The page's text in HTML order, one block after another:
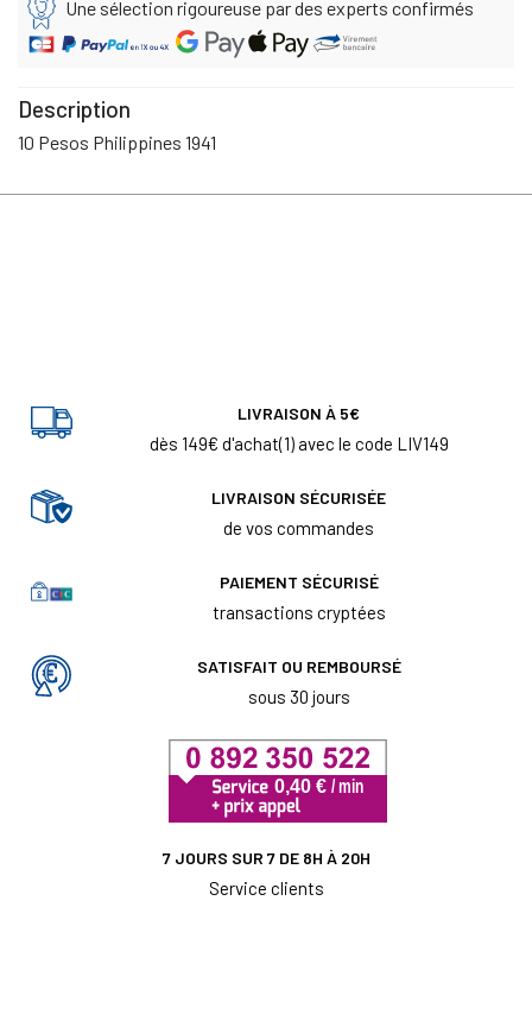
Une sélection rigoureuse par des experts confirmés
Description
10 Pesos Philippines 1941
LIVRAISON À 5€
dès 149€ d'achat(1) avec le code LIV149
LIVRAISON SÉCURISÉE
de vos commandes
PAIEMENT SÉCURISÉ
transactions cryptées
SATISFAIT OU REMBOURSÉ
sous 30 jours
7 JOURS SUR 7 DE 8H À 20H
Service clients